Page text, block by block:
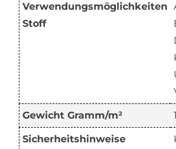
Verwendungsmöglichkeiten
Stoff
Gewicht Gramm/m²
Sicherheitshinweise